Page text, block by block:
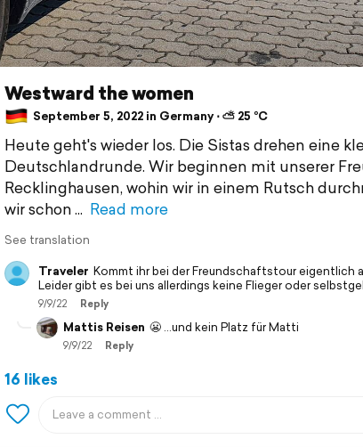
Westward the women
September 5, 2022 in Germany ⋅ ⛅ 25 °C
Heute geht's wieder los. Die Sistas drehen eine
Deutschlandrunde. Wir beginnen mit unserer
Recklinghausen, wohin wir in einem Rutsch
wir schon
Read more
See translation
Traveler Kommt ihr bei der Freundschaftstour eigentlich
Leider gibt es bei uns allerdings keine Flieger oder
9/9/22 Reply
Mattis Reisen 😬 ...und kein Platz für Matti
9/9/22 Reply
16 likes